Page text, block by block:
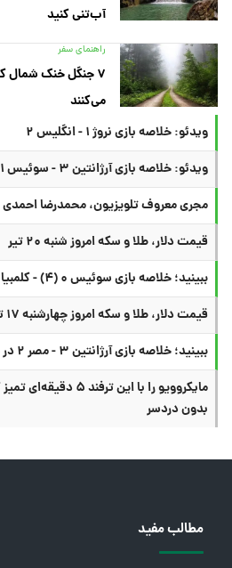
آب‌تنی کنید
راهنمای سفر
۷ جنگل خنک شمال
می‌کنند
ویدئو: خلاصه بازی نروژ ۱ - انگلیس ۲
ویدئو: خلاصه بازی آرژانتین ۳ - سوئیس ۱
مجری معروف تلویزیون، محمدرضا
قیمت دلار، طلا و سکه امروز شنبه ۲۰ تیر
ببینید؛ خلاصه بازی سوئیس ۰ (۴) - کلمبیا ۰ (۳) در جام جهانی
قیمت دلار، طلا و سکه امروز چهارشنبه ۱۷ تیر ۱۴۰۵
ببینید؛ خلاصه بازی آرژانتین ۳ - مصر ۲ در جام جهانی
مایکروویو را با این
بدون دردسر
مطالب مفید